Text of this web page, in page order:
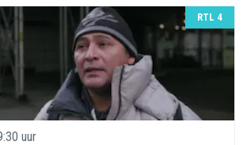
RTL 4
uur